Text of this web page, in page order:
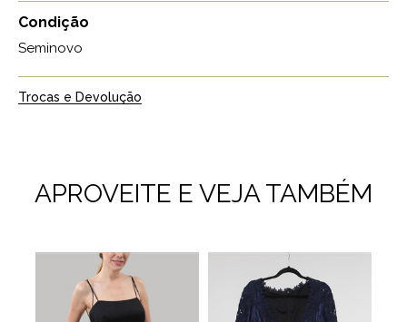
Condição
Seminovo
Trocas e Devolução
APROVEITE E VEJA TAMBÉM